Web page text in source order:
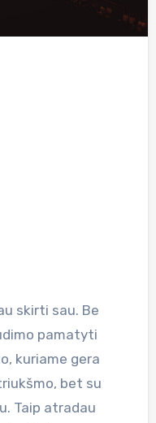
pamatyti
kuriame gera
bet su
Taip atradau